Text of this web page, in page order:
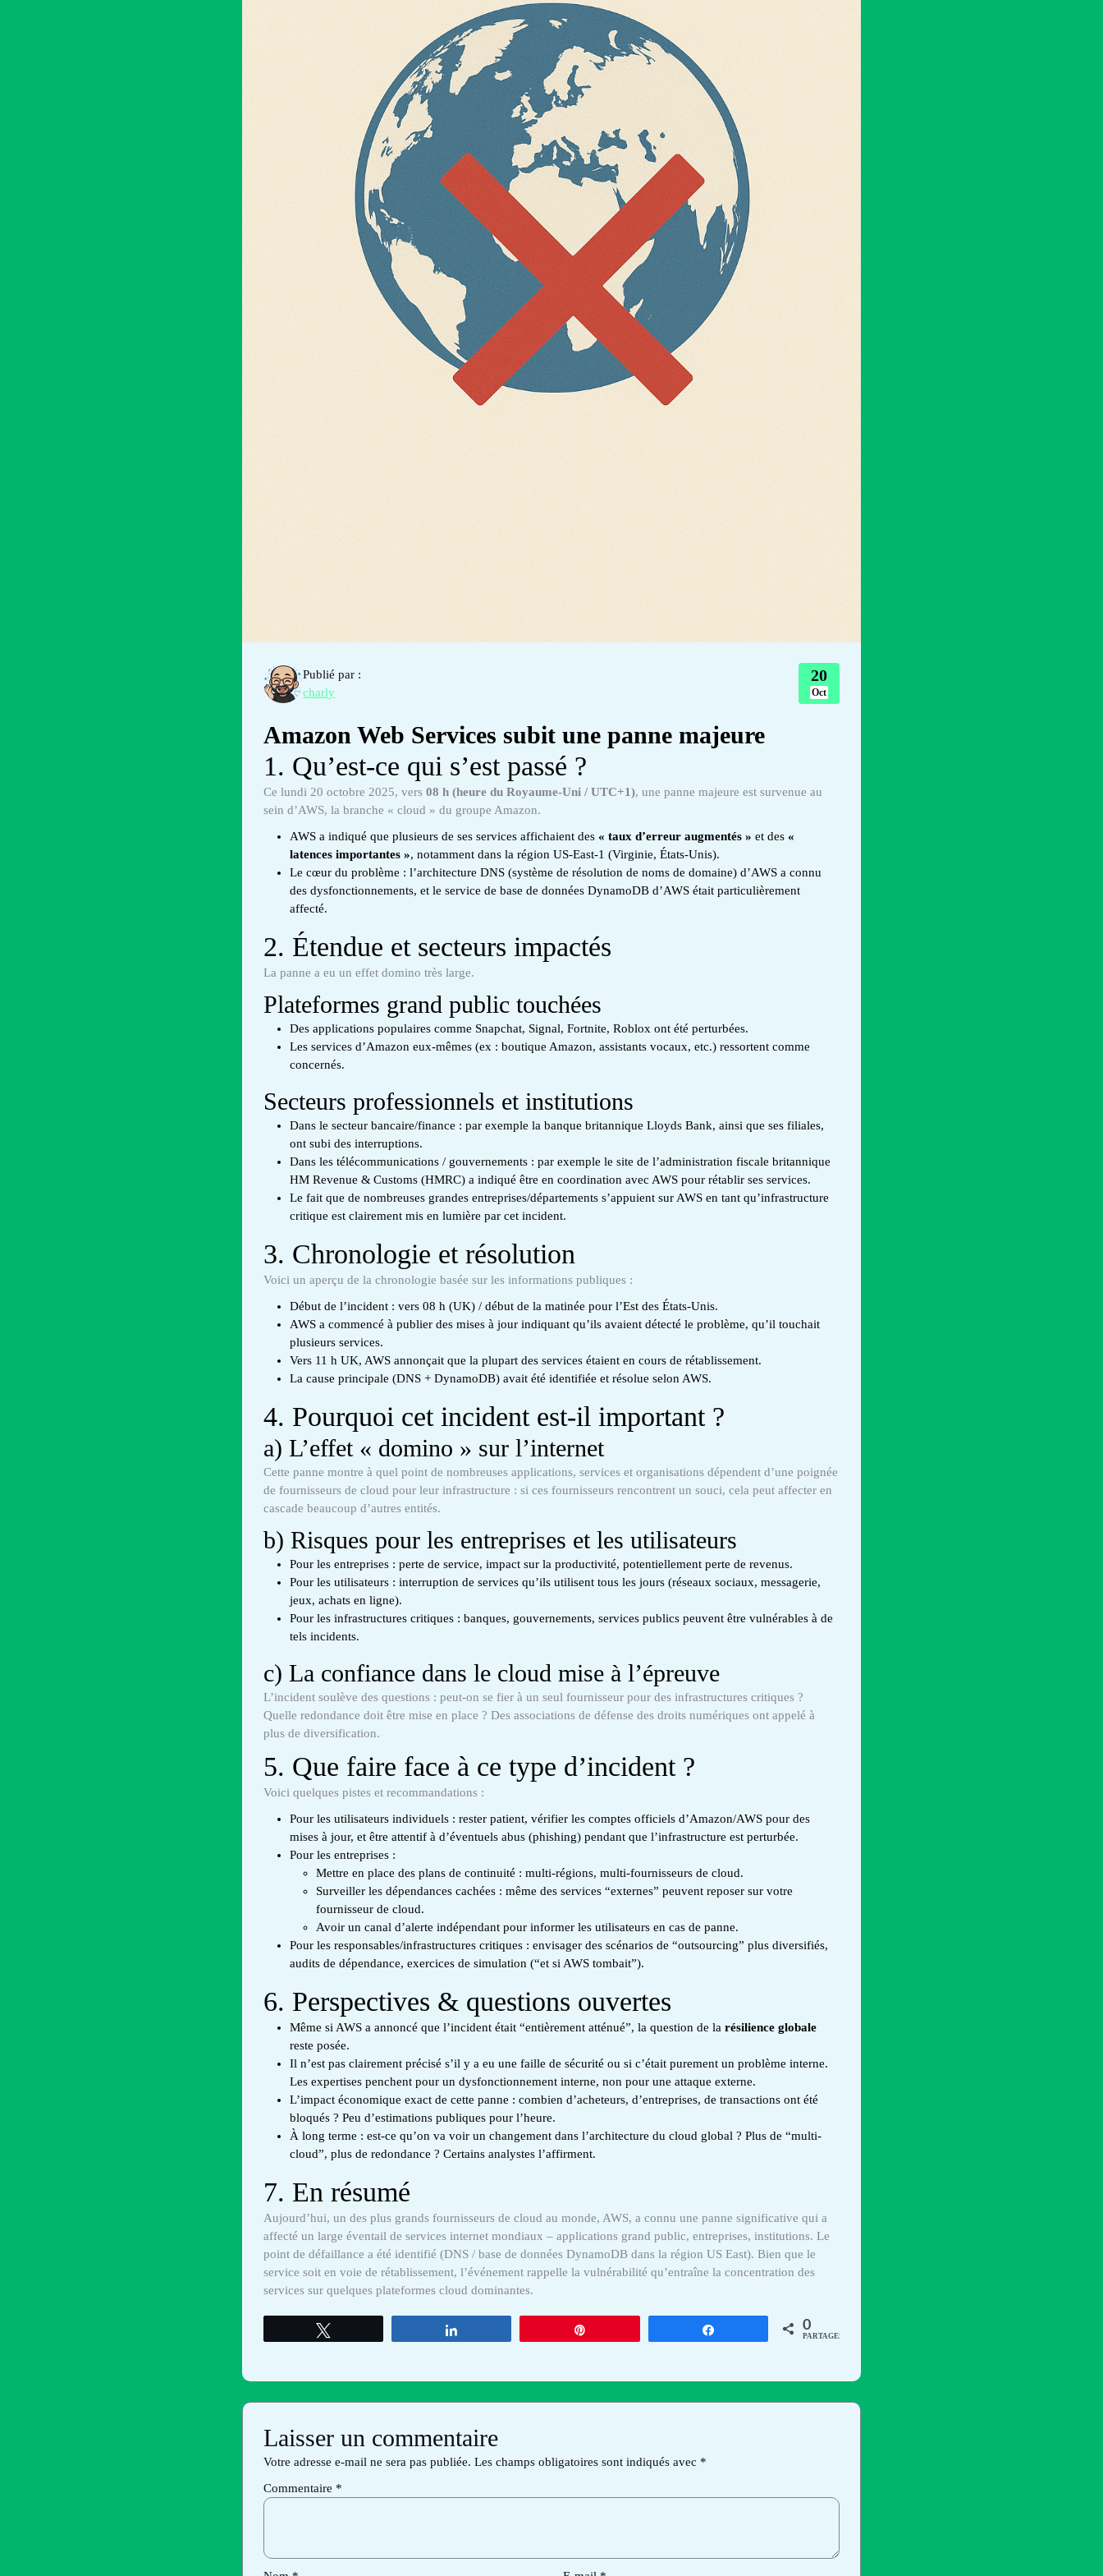
Publié par :
charly
20
Oct
Amazon Web Services subit une panne majeure
1. Qu’est-ce qui s’est passé ?
Ce lundi 20 octobre 2025, vers08 h (heure du Royaume-Uni / UTC+1), une panne majeure est survenue au
sein d’AWS, la branche « cloud » du groupe Amazon.
AWS a indiqué que plusieurs de ses services affichaient des« taux d’erreur augmentés » et des«
latences importantes », notamment dans la région US-East-1 (Virginie, États-Unis).
Le cœur du problème : l’architecture DNS (système de résolution de noms de domaine) d’AWS a connu
des dysfonctionnements, et le service de base de données DynamoDB d’AWS était particulièrement
affecté.
2. Étendue et secteurs impactés
La panne a eu un effet domino très large.
Plateformes grand public touchées
Des applications populaires comme Snapchat, Signal, Fortnite, Roblox ont été perturbées.
Les services d’Amazon eux-mêmes (ex : boutique Amazon, assistants vocaux, etc.) ressortent comme
concernés.
Secteurs professionnels et institutions
Dans le secteur bancaire/finance : par exemple la banque britannique Lloyds Bank, ainsi que ses filiales,
ont subi des interruptions.
Dans les télécommunications / gouvernements : par exemple le site de l’administration fiscale britannique
HM Revenue & Customs (HMRC) a indiqué être en coordination avec AWS pour rétablir ses services.
Le fait que de nombreuses grandes entreprises/départements s’appuient sur AWS en tant qu’infrastructure
critique est clairement mis en lumière par cet incident.
3. Chronologie et résolution
Voici un aperçu de la chronologie basée sur les informations publiques :
Début de l’incident : vers 08 h (UK) / début de la matinée pour l’Est des États-Unis.
AWS a commencé à publier des mises à jour indiquant qu’ils avaient détecté le problème, qu’il touchait
plusieurs services.
Vers 11 h UK, AWS annonçait que la plupart des services étaient en cours de rétablissement.
La cause principale (DNS + DynamoDB) avait été identifiée et résolue selon AWS.
4. Pourquoi cet incident est‐il important ?
a) L’effet « domino » sur l’internet
Cette panne montre à quel point de nombreuses applications, services et organisations dépendent d’une poignée
de fournisseurs de cloud pour leur infrastructure : si ces fournisseurs rencontrent un souci, cela peut affecter en
cascade beaucoup d’autres entités.
b) Risques pour les entreprises et les utilisateurs
Pour les entreprises : perte de service, impact sur la productivité, potentiellement perte de revenus.
Pour les utilisateurs : interruption de services qu’ils utilisent tous les jours (réseaux sociaux, messagerie,
jeux, achats en ligne).
Pour les infrastructures critiques : banques, gouvernements, services publics peuvent être vulnérables à de
tels incidents.
c) La confiance dans le cloud mise à l’épreuve
L’incident soulève des questions : peut-on se fier à un seul fournisseur pour des infrastructures critiques ?
Quelle redondance doit être mise en place ? Des associations de défense des droits numériques ont appelé à
plus de diversification.
5. Que faire face à ce type d’incident ?
Voici quelques pistes et recommandations :
Pour les utilisateurs individuels : rester patient, vérifier les comptes officiels d’Amazon/AWS pour des
mises à jour, et être attentif à d’éventuels abus (phishing) pendant que l’infrastructure est perturbée.
Pour les entreprises :
Mettre en place des plans de continuité : multi-régions, multi-fournisseurs de cloud.
Surveiller les dépendances cachées : même des services “externes” peuvent reposer sur votre
fournisseur de cloud.
Avoir un canal d’alerte indépendant pour informer les utilisateurs en cas de panne.
Pour les responsables/infrastructures critiques : envisager des scénarios de “outsourcing” plus diversifiés,
audits de dépendance, exercices de simulation (“et si AWS tombait”).
6. Perspectives & questions ouvertes
Même si AWS a annoncé que l’incident était “entièrement atténué”, la question de larésilience globale
reste posée.
Il n’est pas clairement précisé s’il y a eu une faille de sécurité ou si c’était purement un problème interne.
Les expertises penchent pour un dysfonctionnement interne, non pour une attaque externe.
L’impact économique exact de cette panne : combien d’acheteurs, d’entreprises, de transactions ont été
bloqués ? Peu d’estimations publiques pour l’heure.
À long terme : est-ce qu’on va voir un changement dans l’architecture du cloud global ? Plus de “multi-
cloud”, plus de redondance ? Certains analystes l’affirment.
7. En résumé
Aujourd’hui, un des plus grands fournisseurs de cloud au monde, AWS, a connu une panne significative qui a
affecté un large éventail de services internet mondiaux – applications grand public, entreprises, institutions. Le
point de défaillance a été identifié (DNS / base de données DynamoDB dans la région US East). Bien que le
service soit en voie de rétablissement, l’événement rappelle la vulnérabilité qu’entraîne la concentration des
services sur quelques plateformes cloud dominantes.
0
PARTAGES
Laisser un commentaire
Votre adresse e-mail ne sera pas publiée. Les champs obligatoires sont indiqués avec *
Commentaire *